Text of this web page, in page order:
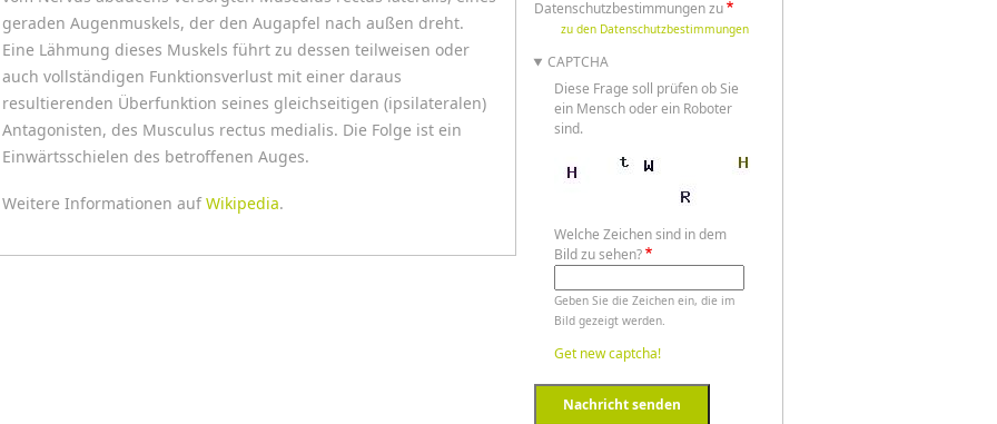
geraden Augenmuskels, der den Augapfel nach außen dreht.
Eine Lähmung dieses Muskels führt zu dessen teilweisen oder
auch vollständigen Funktionsverlust mit einer daraus
resultierenden Überfunktion seines gleichseitigen (ipsilateralen)
Antagonisten, des Musculus rectus medialis. Die Folge ist ein
Einwärtsschielen des betroffenen Auges.
Weitere Informationen aufWikipedia.
Datenschutzbestimmungen zu
zu den Datenschutzbestimmungen
CAPTCHA
Diese Frage soll prüfen ob Sie
ein Mensch oder ein Roboter
sind.
Welche Zeichen sind in dem
Bild zu sehen?
Geben Sie die Zeichen ein, die im
Bild gezeigt werden.
Get new captcha!
Nachricht senden